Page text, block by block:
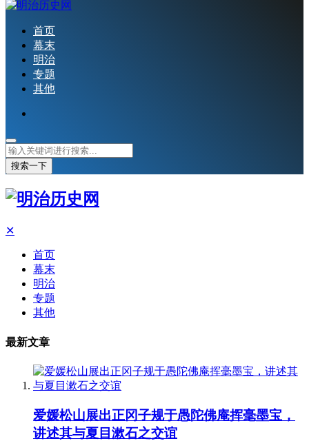
首页
幕末
明治
专题
其他
搜索一下
✕
首页
幕末
明治
专题
其他
最新文章
爱媛松山展出正冈子规于愚陀佛庵挥毫墨宝，
讲述其与夏目漱石之交谊